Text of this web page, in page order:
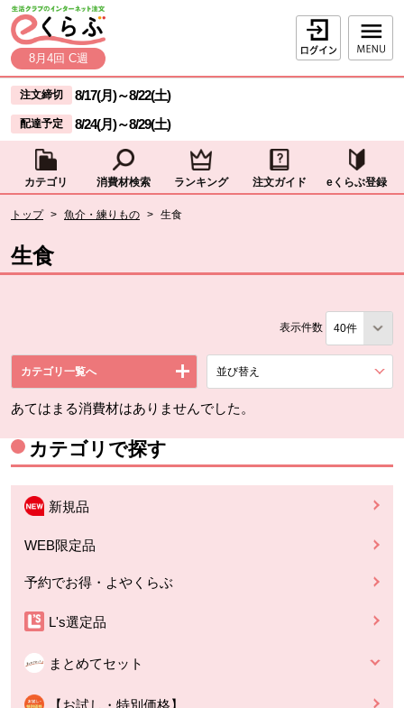
ページの先頭です。
本文へジャンプする。
8月4回 C週
ログイン
ここからサイト内共通メニューです。
サイト内共通メニューをスキップする
注文締切 8/17(月)～8/22(土)
配達予定 8/24(月)～8/29(土)
カテゴリ 消費材検索 ランキング 注文ガイド eくらぶ登録
トップ > 魚介・練りもの > 生食
生食
表示件数
カテゴリ一覧へ 並び替え
あてはまる消費材はありませんでした。
カテゴリで探す
新規品
WEB限定品
予約でお得・よやくらぶ
L's選定品
まとめてセット
【お試し・特別価格】